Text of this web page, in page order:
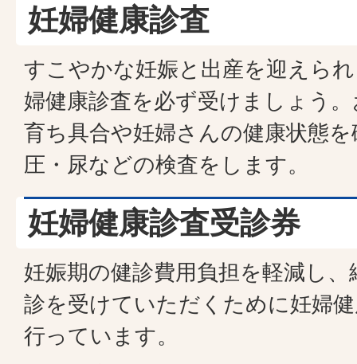
妊婦健康診査
すこやかな妊娠と出産を迎えら
婦健康診査を必ず受けましょう
育ち具合や妊婦さんの健康状態
圧・尿などの検査をします。
妊婦健康診査受診券
妊娠期の健診費用負担を軽減し
診を受けていただくために妊婦
行っています。